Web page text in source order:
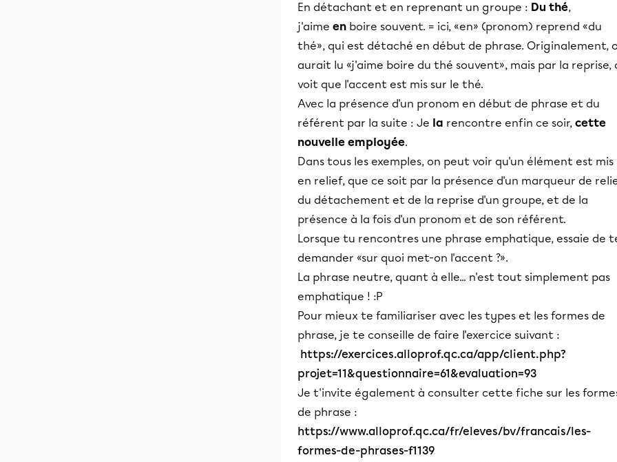
En détachant et en reprenant un groupe : Du thé,
j'aime en boire souvent. = ici, «en» (pronom) reprend «du
thé», qui est détaché en début de phrase. Originalement,
aurait lu «j'aime boire du thé souvent», mais par la reprise,
voit que l'accent est mis sur le thé.
Avec la présence d'un pronom en début de phrase et du
référent par la suite : Je la rencontre enfin ce soir, cette
nouvelle employée.
Dans tous les exemples, on peut voir qu'un élément est mis
en relief, que ce soit par la présence d'un marqueur de
du détachement et de la reprise d'un groupe, et de la
présence à la fois d'un pronom et de son référent.
Lorsque tu rencontres une phrase emphatique, essaie de
demander «sur quoi met-on l'accent ?».
La phrase neutre, quant à elle... n'est tout simplement pas
emphatique ! :P
Pour mieux te familiariser avec les types et les formes de
phrase, je te conseille de faire l'exercice suivant :
https://exercices.alloprof.qc.ca/app/client.php?
projet=11&questionnaire=61&evaluation=93
Je t'invite également à consulter cette fiche sur les
de phrase :
https://www.alloprof.qc.ca/fr/eleves/bv/francais/les-
formes-de-phrases-f1139